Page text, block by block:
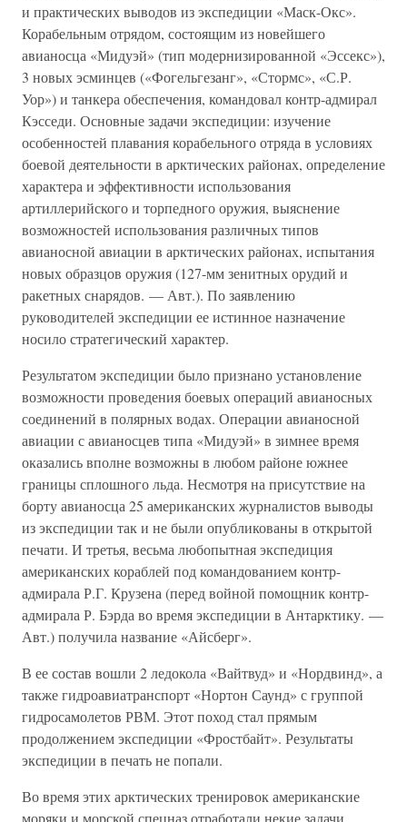
и практических выводов из экспедиции «Маск-Окс».
Корабельным отрядом, состоящим из новейшего
авианосца «Мидуэй» (тип модернизированной «Эссекс»),
3 новых эсминцев («Фогельгезанг», «Стормс», «С.Р.
Уор») и танкера обеспечения, командовал контр-адмирал
Кэсседи. Основные задачи экспедиции: изучение
особенностей плавания корабельного отряда в условиях
боевой деятельности в арктических районах, определение
характера и эффективности использования
артиллерийского и торпедного оружия, выяснение
возможностей использования различных типов
авианосной авиации в арктических районах, испытания
новых образцов оружия (127-мм зенитных орудий и
ракетных снарядов. — Авт.). По заявлению
руководителей экспедиции ее истинное назначение
носило стратегический характер.
Результатом экспедиции было признано установление
возможности проведения боевых операций авианосных
соединений в полярных водах. Операции авианосной
авиации с авианосцев типа «Мидуэй» в зимнее время
оказались вполне возможны в любом районе южнее
границы сплошного льда. Несмотря на присутствие на
борту авианосца 25 американских журналистов выводы
из экспедиции так и не были опубликованы в открытой
печати. И третья, весьма любопытная экспедиция
американских кораблей под командованием контр-
адмирала Р.Г. Крузена (перед войной помощник контр-
адмирала Р. Бэрда во время экспедиции в Антарктику. —
Авт.) получила название «Айсберг».
В ее состав вошли 2 ледокола «Вайтвуд» и «Нордвинд», а
также гидроавиатранспорт «Нортон Саунд» с группой
гидросамолетов РВМ. Этот поход стал прямым
продолжением экспедиции «Фростбайт». Результаты
экспедиции в печать не попали.
Во время этих арктических тренировок американские
моряки и морской спецназ отработали некие задачи,